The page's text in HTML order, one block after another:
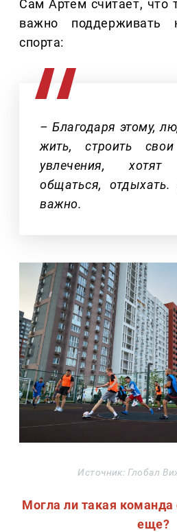
Сам Артем считает, что
важно поддерживать
спорта:
– Благодаря этому,
жить, строить
увлечения, хотят
общаться,
важно.
Источник: Глобал
Могла ли такая команда
еще?